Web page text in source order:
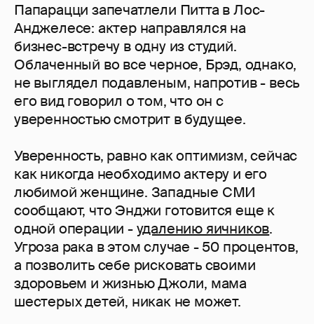
Папарацци запечатлели Питта в Лос-
Анджелесе: актер направлялся на
бизнес-встречу в одну из студий.
Облаченный во все черное, Брэд, однако,
не выглядел подавленым, напротив - весь
его вид говорил о том, что он с
уверенностью смотрит в будущее.
Уверенность, равно как оптимизм, сейчас
как никогда необходимо актеру и его
любимой женщине. Западные СМИ
сообщают, что Энджи готовится еще к
одной операции -удалению яичников.
Угроза рака в этом случае - 50 процентов,
а позволить себе рисковать своими
здоровьем и жизнью Джоли, мама
шестерых детей, никак не может.